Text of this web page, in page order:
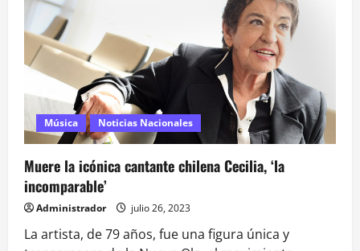
Música Noticias Nacionales
Muere la icónica cantante chilena Cecilia, ‘la
incomparable’
Administrador julio 26, 2023
La artista, de 79 años, fue una figura única y